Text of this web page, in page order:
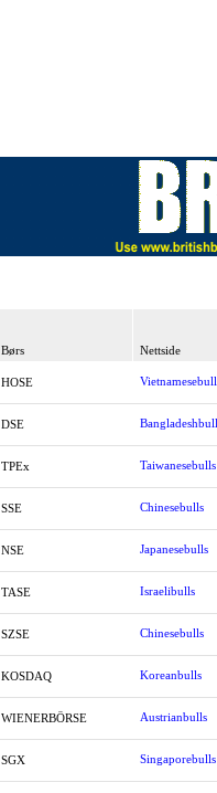
Børs Nettside
HOSE
DSE
TPEx Taiwanesebulls
SSE Chinesebulls
NSE Japanesebulls
TASE Israelibulls
SZSE Chinesebulls
KOSDAQ Koreanbulls
WIENERBÖRSE Austrianbulls
SGX Singaporebulls